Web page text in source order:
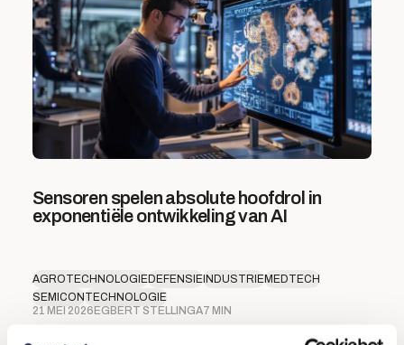
Sensoren spelen absolute hoofdrol in
exponentiële ontwikkeling van AI
AGROTECHNOLOGIEDEFENSIEINDUSTRIEMEDTECH
SEMICONTECHNOLOGIE
21 MEI 2026EGBERT STELLINGA7 MIN